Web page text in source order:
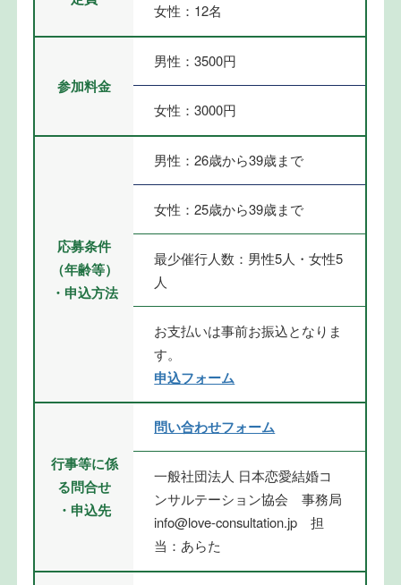
女性：12名
参加料金
男性：3500円
女性：3000円
応募条件
（年齢等）
・申込方法
男性：26歳から39歳まで
女性：25歳から39歳まで
最少催行人数：男性5人・女性5
人
お支払いは事前お振込となりま
す。
申込フォーム
行事等に係
る問合せ
・申込先
問い合わせフォーム
一般社団法人 日本恋愛結婚コ
ンサルテーション協会 事務局
info@love-consultation.jp 担
当：あらた